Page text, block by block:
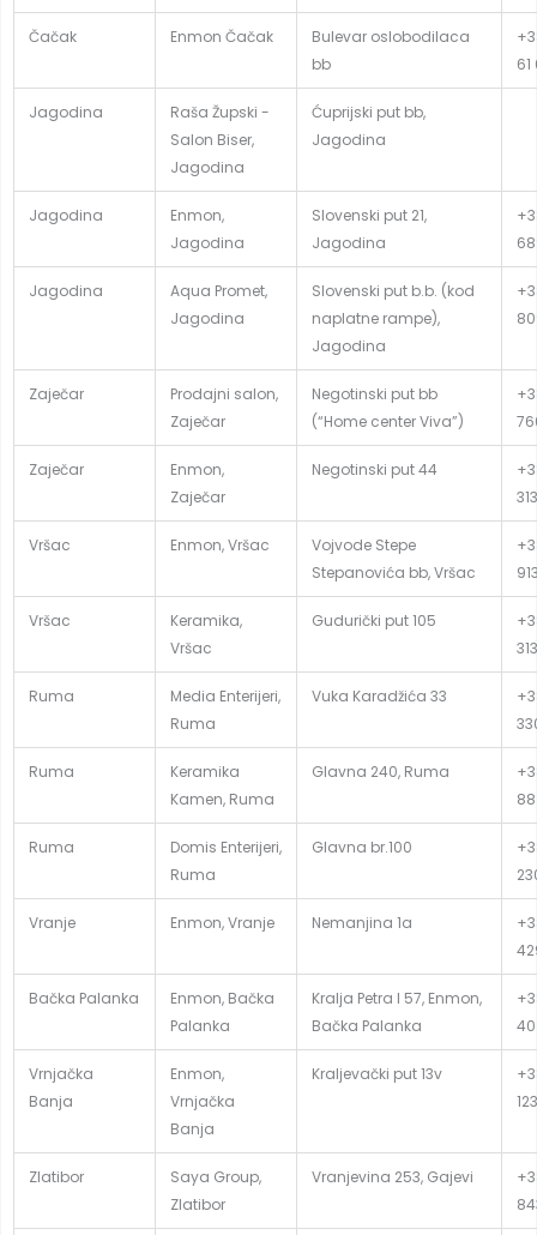
Čačak Enmon Čačak
Bulevar oslobodilaca
bb
Jagodina
Raša Župski -
Salon Biser,
Jagodina
Ćuprijski put bb,
Jagodina
Jagodina
Enmon,
Jagodina
Slovenski put 21,
Jagodina
Jagodina
Aqua Promet,
Jagodina
Slovenski put b.b. (kod
naplatne rampe),
Jagodina
Zaječar
Prodajni salon,
Zaječar
Negotinski put bb
(“Home center Viva”)
Zaječar
Enmon,
Zaječar
Negotinski put 44
313
Vršac Enmon, Vršac
Vojvode Stepe
Stepanovića bb, Vršac
Vršac
Keramika,
Vršac
Gudurički put 105
313
Ruma
Media Enterijeri,
Ruma
Vuka Karadžića 33
Ruma
Keramika
Kamen, Ruma
Glavna 240, Ruma
Ruma
Domis Enterijeri,
Ruma
Glavna br.100
Vranje Enmon, Vranje Nemanjina 1a
Bačka Palanka
Enmon, Bačka
Palanka
Kralja Petra I 57, Enmon,
Bačka Palanka
40
Vrnjačka
Banja
Enmon,
Vrnjačka
Banja
Kraljevački put 13v
123
Zlatibor
Saya Group,
Zlatibor
Vranjevina 253, Gajevi